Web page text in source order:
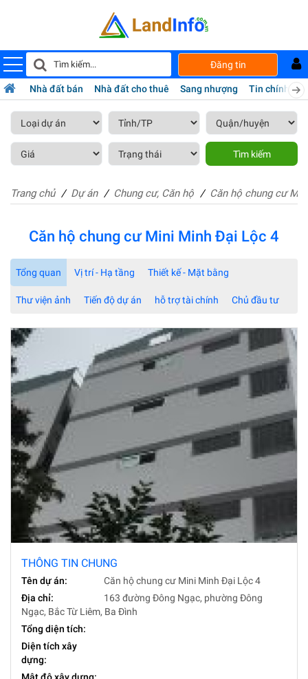
Đăng tin
Nhà đất bán Nhà đất cho thuê Sang nhượng Tin chính chủ
Tìm kiếm
Trang chủ Dự án Chung cư, Căn hộ Căn hộ chung cư
Căn hộ chung cư Mini Minh Đại Lộc 4
Tổng quan Vị trí - Hạ tầng Thiết kế - Mặt bằng
Thư viện ảnh Tiến độ dự án hỗ trợ tài chính Chủ đầu tư
THÔNG TIN CHUNG
Tên dự án:
Căn hộ chung cư Mini Minh Đại Lộc 4
Địa chỉ:
163 đường Đông Ngạc, phường Đông
Ngạc, Bắc Từ Liêm, Ba Đình
Tổng diện tích:
Diện tích xây
dựng: